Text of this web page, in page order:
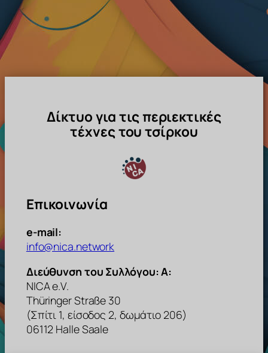
Δίκτυο για τις περιεκτικές
τέχνες του τσίρκου
Επικοινωνία
e-mail:
info@nica.network
Διεύθυνση του Συλλόγου: Α:
NICA e.V.
Thüringer Straße 30
(Σπίτι 1, είσοδος 2, δωμάτιο 206)
06112 Halle Saale